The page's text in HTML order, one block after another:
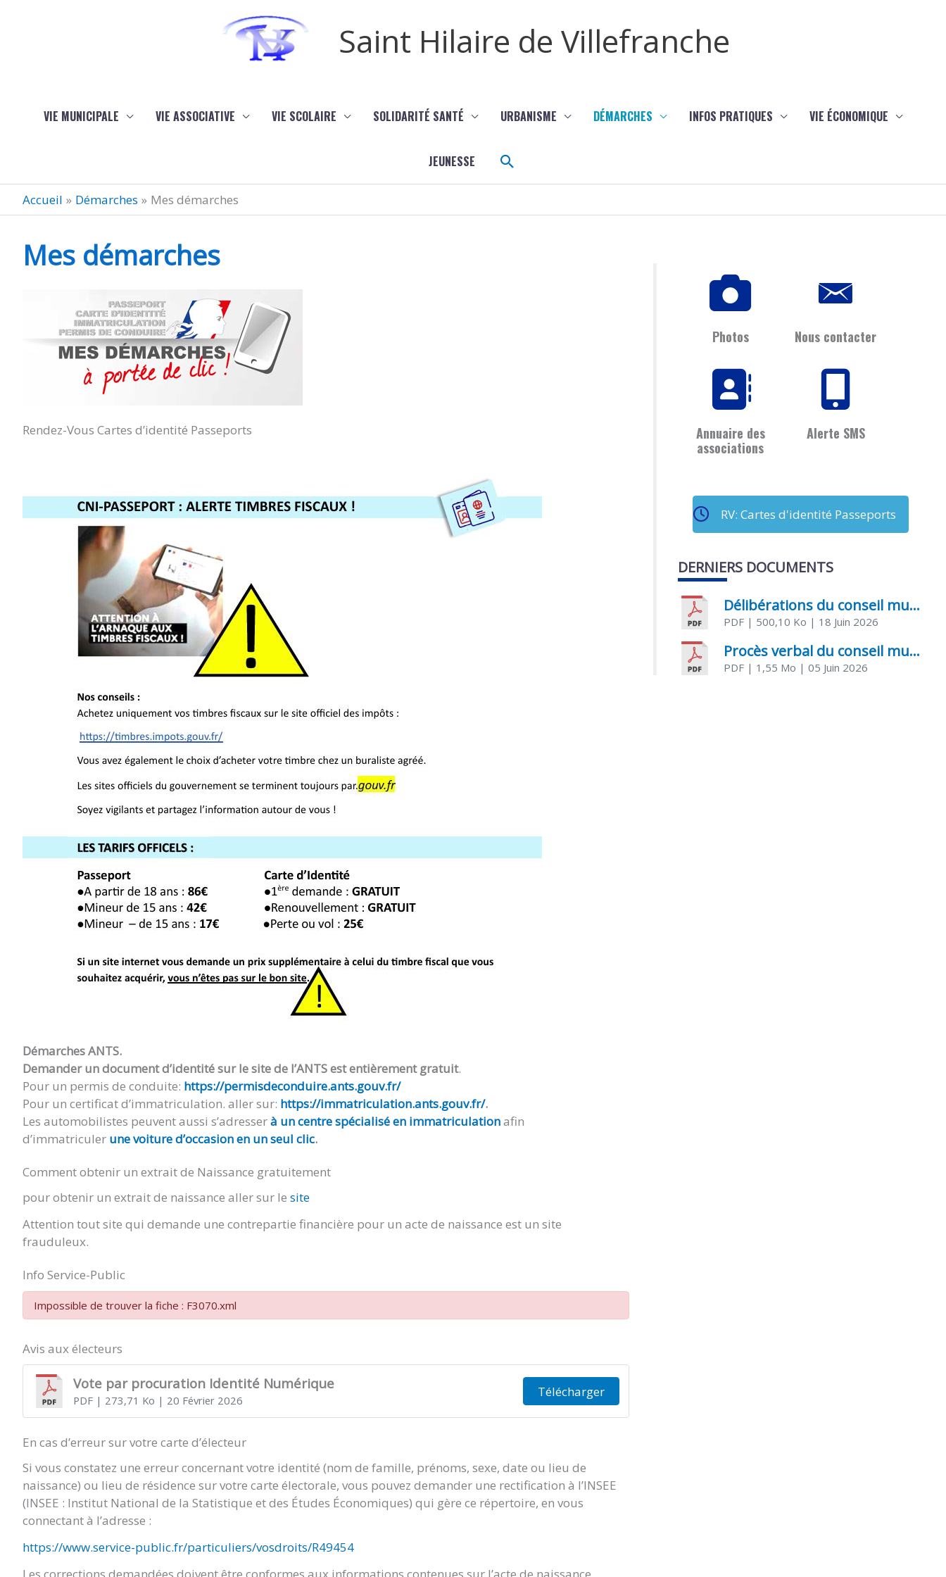
Saint Hilaire de Villefranche
VIE MUNICIPALE VIE ASSOCIATIVE VIE SCOLAIRE SOLIDARITÉ SANTÉ URBANISME DÉMARCHES INFOS PRATIQUES VIE ÉCONOMIQUE
JEUNESSE Rechercher
Accueil Démarches Mes démarches
Mes démarches
Rendez-Vous Cartes d’identité Passeports
Démarches ANTS.
Demander un document d’identité sur le site de l’ANTS est entièrement gratuit.
Pour un permis de conduite: https://permisdeconduire.ants.gouv.fr/
Pour un certificat d’immatriculation. aller sur: https://immatriculation.ants.gouv.fr/.
Les automobilistes peuvent aussi s’adresserà un centre spécialisé en immatriculationafin
d’immatriculer une voiture d’occasion en un seul clic.
Comment obtenir un extrait de Naissance gratuitement
pour obtenir un extrait de naissance aller sur le site
Attention tout site qui demande une contrepartie financière pour un acte de naissance est un site
frauduleux.
Info Service-Public
Impossible de trouver la fiche : F3070.xml
Avis aux électeurs
Vote par procuration Identité Numérique
PDF| 273,71 Ko | 20 Février 2026
Télécharger
En cas d’erreur sur votre carte d’électeur
Si vous constatez une erreur concernant votre identité (nom de famille, prénoms, sexe, date ou lieu de
naissance) ou lieu de résidence sur votre carte électorale, vous pouvez demander une rectification à l’INSEE
(INSEE : Institut National de la Statistique et des Études Économiques) qui gère ce répertoire, en vous
connectant à l’adresse :
https://www.service-public.fr/particuliers/vosdroits/R49454
Les corrections demandées doivent être conformes aux informations contenues sur l’acte de naissance.
Photos Nous contacter
Annuaire des
associations
Alerte SMS
RV: Cartes d'identité Passeports
DERNIERS DOCUMENTS
Délibérations du conseil municipal du 18 juin 2026
PDF | 500,10 Ko | 18 Juin 2026
Procès verbal du conseil municipal du 05 juin 2026
PDF | 1,55 Mo | 05 Juin 2026